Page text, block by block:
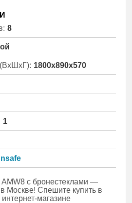
8
1800x890x570
1
с бронестеклами —
Москве! Спешите купить в
магазине